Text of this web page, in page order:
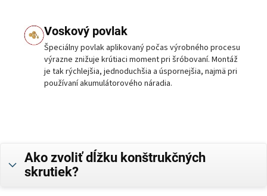
Voskový povlak
Špeciálny povlak aplikovaný počas výrobného procesu
výrazne znižuje krútiaci moment pri šróbovaní. Montáž
je tak rýchlejšia, jednoduchšia a úspornejšia, najmä pri
používaní akumulátorového náradia.
Ako zvoliť dĺžku konštrukčných
skrutiek?